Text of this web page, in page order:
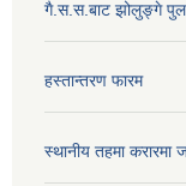
गै.स.स.बाट झोलुङ्गे पुल
हस्तान्तरण फारम
स्थानीय तहमा करारमा